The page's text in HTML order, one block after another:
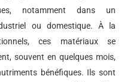
notamment dans un
ou domestique. À la
ces matériaux se
souvent en quelques mois,
bénéfiques. Ils sont